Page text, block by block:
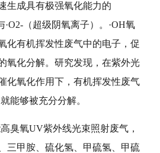
生成具有极强氧化能力的
·O2-（超级阴氧离子）。·OH氧
化有机挥发性废气中的电子，促
氧化分解。研究发现，在紫外光
化氧化作用下，有机挥发性废气
能够被充分分解。
臭氧UV紫外线光束照射废气，
三甲胺、硫化氢、甲硫氢、甲硫